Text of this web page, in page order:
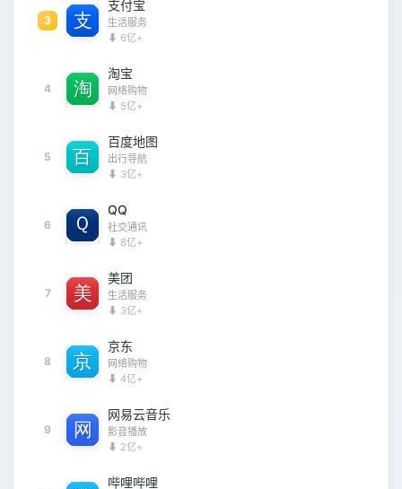
3
支付宝
生活服务
⬇ 6亿+
4
淘宝
网络购物
⬇ 5亿+
5
百度地图
出行导航
⬇ 3亿+
6
QQ
社交通讯
⬇ 8亿+
7
美团
生活服务
⬇ 3亿+
8
京东
网络购物
⬇ 4亿+
9
网易云音乐
影音播放
⬇ 2亿+
哔哩哔哩